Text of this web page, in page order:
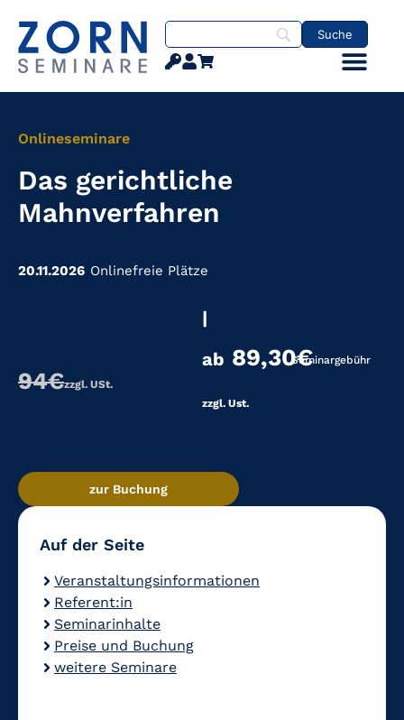
Onlineseminare
Das gerichtliche
Mahnverfahren
20.11.2026 Onlinefreie Plätze
94€zzgl. USt.
|
ab 89,30€
zzgl. Ust.
Seminargebühr
zur Buchung
Auf der Seite
Veranstaltungsinformationen
Referent:in
Seminarinhalte
Preise und Buchung
weitere Seminare